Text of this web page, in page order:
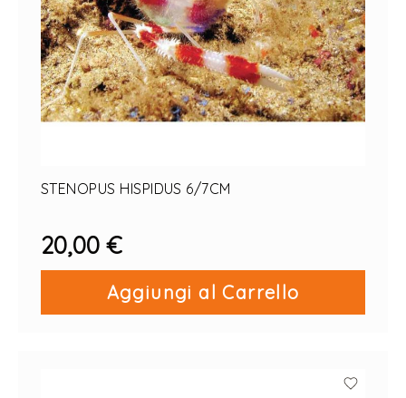
STENOPUS HISPIDUS 6/7CM
20,00 €
Aggiungi al Carrello